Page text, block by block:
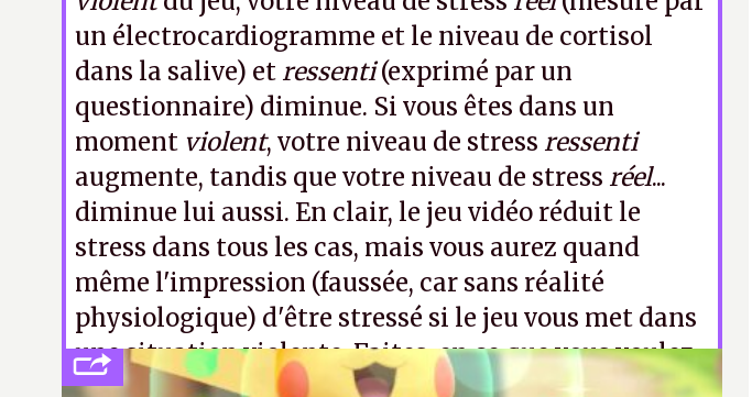
un électrocardiogramme et le niveau de cortisol
dans la salive) et ressenti(exprimé par un
questionnaire) diminue. Si vous êtes dans un
moment violent, votre niveau de stress ressenti
augmente, tandis que votre niveau de stress réel...
diminue lui aussi. En clair, le jeu vidéo réduit le
stress dans tous les cas, mais vous aurez quand
même l'impression (faussée, car sans réalité
physiologique) d'être stressé si le jeu vous met dans
une situation violente. Faites-en ce que vous voulez,
moi, je retourne jouer à mes city-builders pacifistes.